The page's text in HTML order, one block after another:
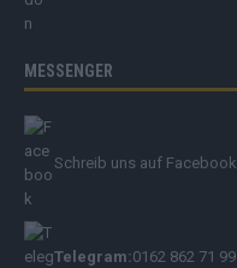
MESSENGER
Schreib uns auf Facebook
Telegram:0162 862 71 99